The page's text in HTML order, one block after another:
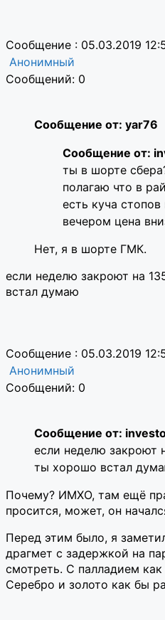
Сообщение : 05.03.2019
Анонимный
Сообщений: 0
Сообщение от: yar76
Сообщение от:
ты в шорте
полагаю что в
есть куча
вечером цена
Нет, я в шорте ГМК.
если неделю закроют на
встал думаю
Сообщение : 05.03.2019
Анонимный
Сообщений: 0
Сообщение от:
если неделю закроют
ты хорошо встал
Почему? ИМХО, там ещё
просится, может, он
Перед этим было, я
драгмет с задержкой на
смотреть. С палладием
Серебро и золото как бы